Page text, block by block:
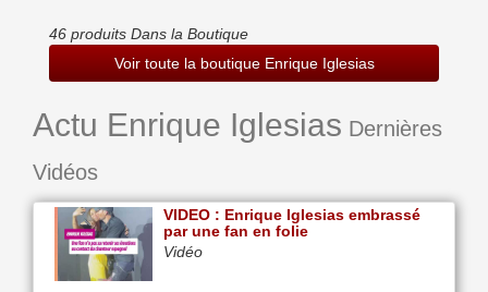
46 produits Dans la Boutique
Voir toute la boutique Enrique Iglesias
Actu Enrique Iglesias Dernières
Vidéos
VIDEO : Enrique Iglesias embrassé
par une fan en folie
Vidéo